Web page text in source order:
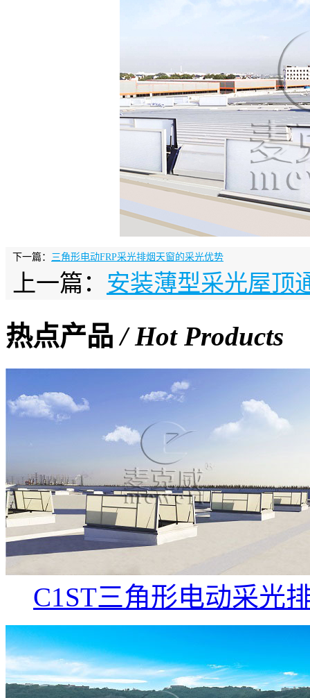
下一篇： 三角形电动FRP采光排烟天窗的采光优势
上一篇： 安装薄型采光屋顶
热点产品/ Hot Products
C1ST三角形电动采光